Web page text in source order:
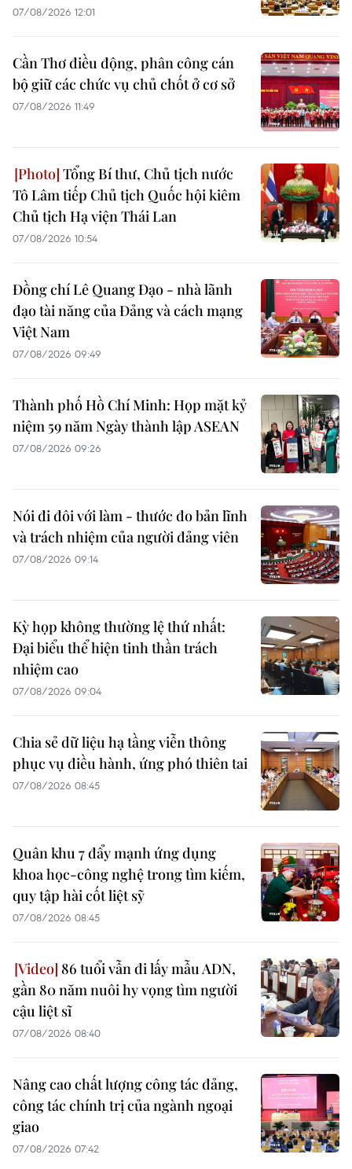
07/08/2026 12:01
Cần Thơ điều động, phân công cán
bộ giữ các chức vụ chủ chốt ở cơ sở
07/08/2026 11:49
Tổng Bí thư, Chủ tịch nước
Tô Lâm tiếp Chủ tịch Quốc hội kiêm
Chủ tịch Hạ viện Thái Lan
07/08/2026 10:54
Đồng chí Lê Quang Đạo - nhà lãnh
đạo tài năng của Đảng và cách mạng
Việt Nam
07/08/2026 09:49
Thành phố Hồ Chí Minh: Họp mặt kỷ
niệm 59 năm Ngày thành lập ASEAN
07/08/2026 09:26
Nói đi đôi với làm - thước đo bản lĩnh
và trách nhiệm của người đảng viên
07/08/2026 09:14
Kỳ họp không thường lệ thứ nhất:
Đại biểu thể hiện tinh thần trách
nhiệm cao
07/08/2026 09:04
Chia sẻ dữ liệu hạ tầng viễn thông
phục vụ điều hành, ứng phó thiên tai
07/08/2026 08:45
Quân khu 7 đẩy mạnh ứng dụng
khoa học-công nghệ trong tìm kiếm,
quy tập hài cốt liệt sỹ
07/08/2026 08:45
86 tuổi vẫn đi lấy mẫu ADN,
gần 80 năm nuôi hy vọng tìm người
cậu liệt sĩ
07/08/2026 08:40
Nâng cao chất lượng công tác đảng,
công tác chính trị của ngành ngoại
giao
07/08/2026 07:42